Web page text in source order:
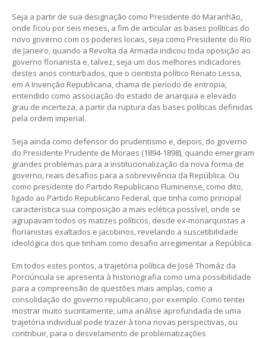
Seja a partir de sua designação como Presidente do Maranhão,
onde ficou por seis meses, a fim de articular as bases políticas do
novo governo com os poderes locais, seja como Presidente do Rio
de Janeiro, quando a Revolta da Armada indicou toda oposição ao
governo florianista e, talvez, seja um dos melhores indicadores
destes anos conturbados, que o cientista político Renato Lessa,
em A Invenção Republicana, chama de período de entropia,
entendido como associação do estado de anarquia e elevado
grau de incerteza, a partir da ruptura das bases políticas definidas
pela ordem imperial.
Seja ainda como defensor do prudentismo e, depois, do governo
do Presidente Prudente de Moraes (1894-1898), quando emergiram
grandes problemas para a institucionalização da nova forma de
governo, reais desafios para a sobrevivência da República. Ou
como presidente do Partido Republicano Fluminense, como dito,
ligado ao Partido Republicano Federal, que tinha como principal
característica sua composição a mais eclética possível, onde se
agrupavam todos os matizes políticos, desde ex-monarquistas a
florianistas exaltados e jacobinos, revelando a suscetibilidade
ideológica dos que tinham como desafio arregimentar a República.
Em todos estes pontos, a trajetória política de José Thomáz da
Porciúncula se apresenta à historiografia como uma possibilidade
para a compreensão de questões mais amplas, como a
consolidação do governo republicano, por exemplo. Como tentei
mostrar muito sucintamente, uma análise aprofundada de uma
trajetória individual pode trazer à tona novas perspectivas, ou
contribuir, para o desvelamento de problematizações